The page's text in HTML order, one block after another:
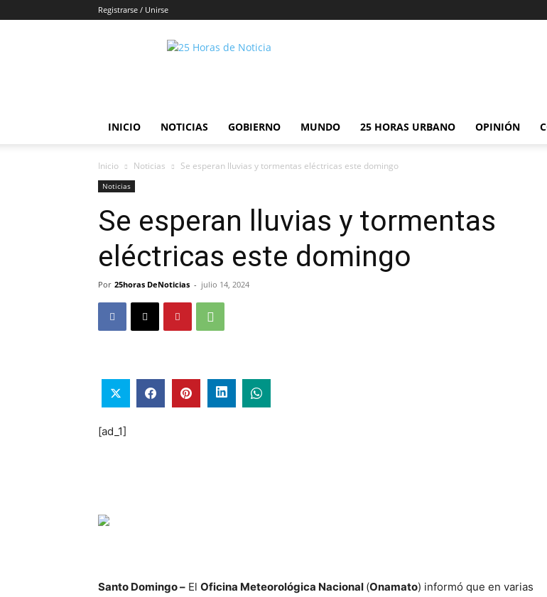
Registrarse / Unirse
25horasdenoticias
INICIO NOTICIAS GOBIERNO MUNDO 25 HORAS URBANO OPINIÓN
Inicio Noticias Se esperan lluvias y tormentas eléctricas este domingo
Noticias
Se esperan lluvias y tormentas
eléctricas este domingo
Por 25horas DeNoticias - julio 14, 2024
[ad_1]
Santo Domingo – El Oficina Meteorológica Nacional (Onamato) informó que en varias